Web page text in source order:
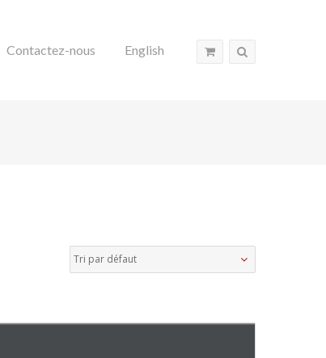
Contactez-nous English